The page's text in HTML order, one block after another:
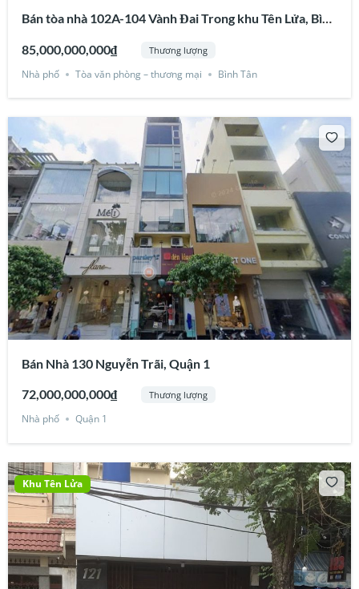
Bán tòa nhà 102A-104 Vành Đai Trong khu Tên Lửa, Bình
85,000,000,000₫ Thương lượng
Nhà phố Tòa văn phòng – thương mại Bình Tân
Bán Nhà 130 Nguyễn Trãi, Quận 1
72,000,000,000₫ Thương lượng
Nhà phố Quận 1
Khu Tên Lửa